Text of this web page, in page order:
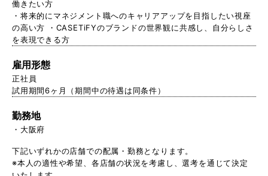
働きたい方
・将来的にマネジメント職へのキャリアアップを目指したい視座
の高い方 ・CASETiFYのブランドの世界観に共感し、自分らしさ
を表現できる方
雇用形態
正社員
試用期間6ヶ月（期間中の待遇は同条件）
勤務地
大阪府
下記いずれかの店舗での配属・勤務となります。
※本人の適性や希望、各店舗の状況を考慮し、選考を通じて決定